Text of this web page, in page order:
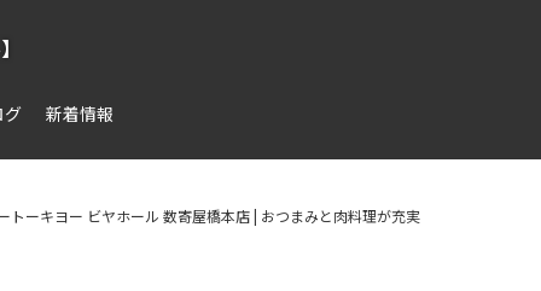
グ 新着情報
トーキヨー ビヤホール 数寄屋橋本店 | おつまみと肉料理が充実